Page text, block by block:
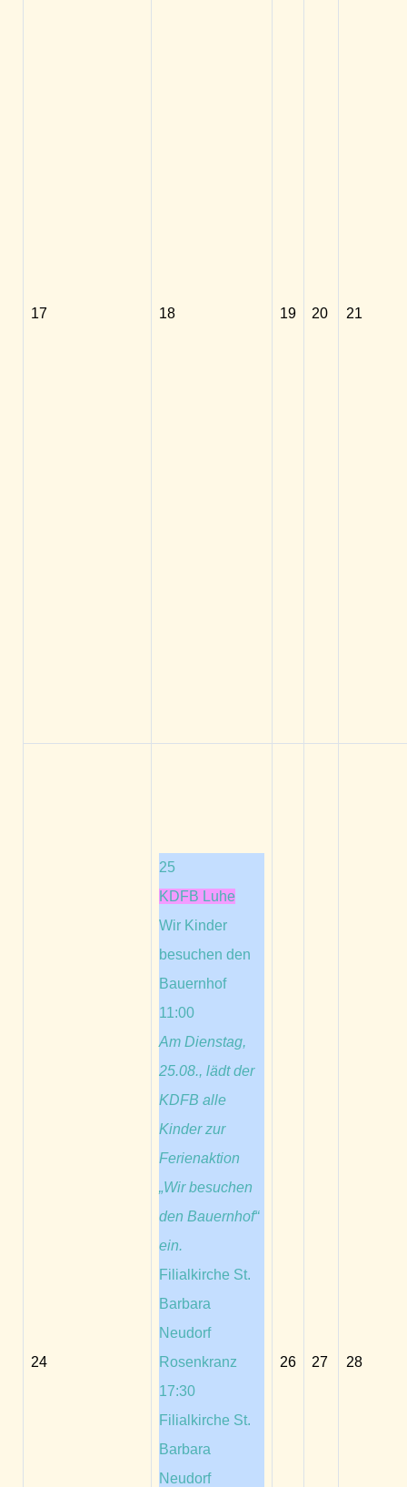
17 18 19 20 21
24
25
KDFB Luhe
Wir Kinder
besuchen den
Bauernhof
11:00
Am Dienstag,
25.08., lädt der
KDFB alle
Kinder zur
Ferienaktion
„Wir besuchen
den Bauernhof“
ein.
Filialkirche St.
Barbara
Neudorf
Rosenkranz
17:30
Filialkirche St.
Barbara
Neudorf
26 27 28